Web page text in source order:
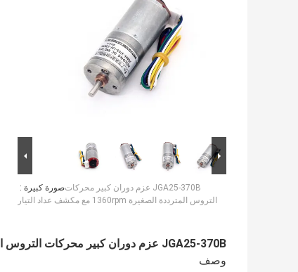
صورة كبيرة :JGA25-370B عزم دوران كبير محركات
التروس المترددة الصغيرة 1360rpm مع مكشف عداد التيار
JGA25-370B عزم دوران كبير محركات التروس المترددة الصغيرة 1360rpm مع مكشف عداد التيار
وصف